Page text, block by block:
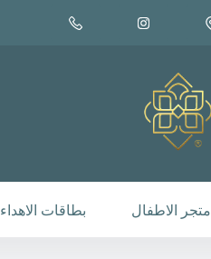
متجر الاطفال بطاقات الاهداء